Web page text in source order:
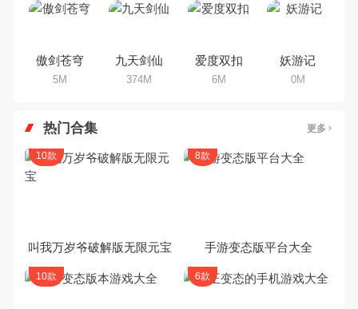
傲剑苍穹
5M
九天剑仙
374M
爱度双扣
6M
妖游记
0M
热门合集 更多
叫我万岁爷破解版无限元宝
10款
手游变态版平台大全
8款
10款 6款